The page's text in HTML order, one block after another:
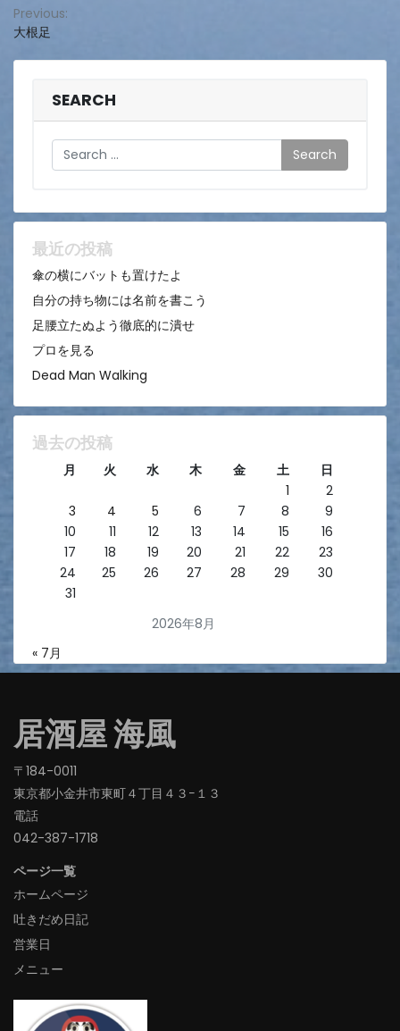
投
稿
ョ
ン
Previous:
大根足
SEARCH
Search
最近の投稿
傘の横にバットも置けたよ
自分の持ち物には名前を書こう
足腰立たぬよう徹底的に潰せ
プロを見る
Dead Man Walking
過去の投稿
2026年8月
月 火 水 木 金 土
日
1
2
3
4 5 6 7 8
9
10
11 12 13 14 15
16
17
18 19 20 21 22
23
24
25 26 27 28 29
30
31
« 7月
居酒屋 海風
〒184-0011
東京都小金井市東町４丁目４３−１３
電話
042-387-1718‬
ページ一覧
ホームページ
吐きだめ日記
営業日
メニュー